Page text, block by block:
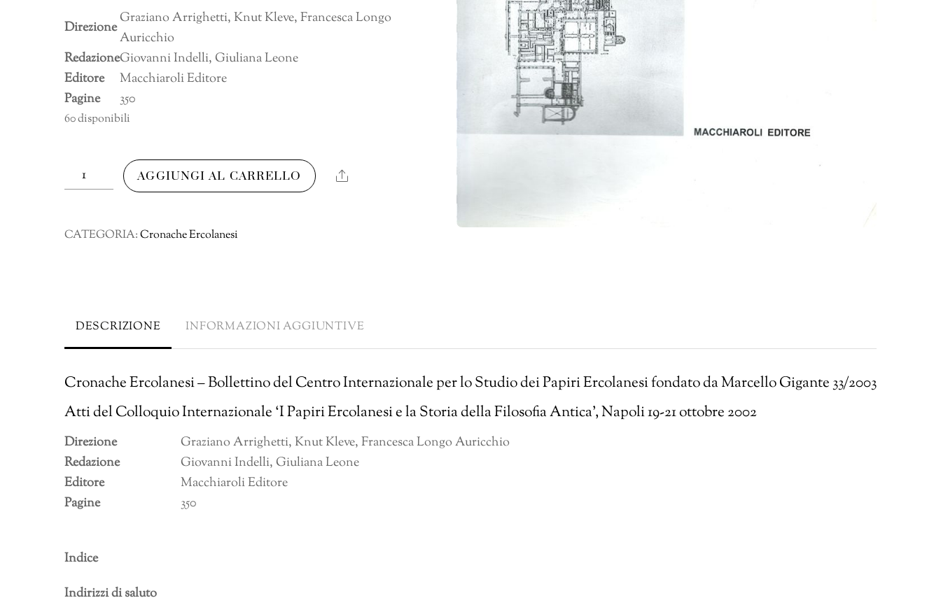
Direzione
Graziano Arrighetti, Knut Kleve, Francesca Longo
Auricchio
RedazioneGiovanni Indelli, Giuliana Leone
Editore
Macchiaroli Editore
Pagine
350
60 disponibili
Cronache
Ercolanesi
33/2003
AGGIUNGI AL CARRELLO Share
CATEGORIA:Cronache Ercolanesi
DESCRIZIONE INFORMAZIONI AGGIUNTIVE
Cronache Ercolanesi – Bollettino del Centro Internazionale per lo Studio dei Papiri Ercolanesi fondato da Marcello Gigante 33/2003
Atti del Colloquio Internazionale ‘I Papiri Ercolanesi e la Storia della Filosofia Antica’, Napoli 19-21 ottobre 2002
Direzione
Graziano Arrighetti, Knut Kleve, Francesca Longo Auricchio
Redazione
Giovanni Indelli, Giuliana Leone
Editore
Macchiaroli Editore
Pagine
350
Indice
Indirizzi di saluto